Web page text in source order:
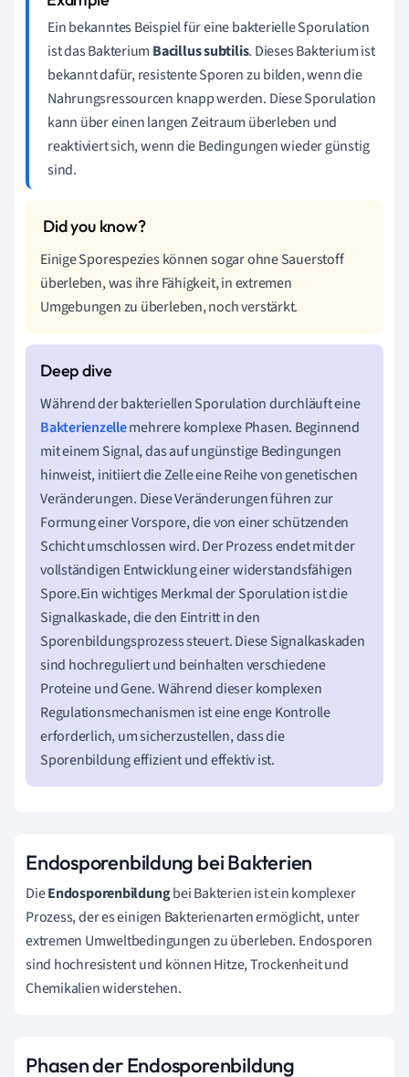
Ein bekanntes Beispiel für eine bakterielle Sporulation
ist das Bakterium Bacillus subtilis. Dieses Bakterium ist
bekannt dafür, resistente Sporen zu bilden, wenn die
Nahrungsressourcen knapp werden. Diese Sporulation
kann über einen langen Zeitraum überleben und
reaktiviert sich, wenn die Bedingungen wieder günstig
sind.
Einige Sporespezies können sogar ohne Sauerstoff
überleben, was ihre Fähigkeit, in extremen
Umgebungen zu überleben, noch verstärkt.
Während der bakteriellen Sporulation durchläuft eine
Bakterienzellemehrere komplexe Phasen. Beginnend
mit einem Signal, das auf ungünstige Bedingungen
hinweist, initiiert die Zelle eine Reihe von genetischen
Veränderungen. Diese Veränderungen führen zur
Formung einer Vorspore, die von einer schützenden
Schicht umschlossen wird. Der Prozess endet mit der
vollständigen Entwicklung einer widerstandsfähigen
Spore.Ein wichtiges Merkmal der Sporulation ist die
Signalkaskade, die den Eintritt in den
Sporenbildungsprozess steuert. Diese Signalkaskaden
sind hochreguliert und beinhalten verschiedene
Proteine und Gene. Während dieser komplexen
Regulationsmechanismen ist eine enge Kontrolle
erforderlich, um sicherzustellen, dass die
Sporenbildung effizient und effektiv ist.
Endosporenbildung bei Bakterien
DieEndosporenbildungbei Bakterien ist ein komplexer
Prozess, der es einigen Bakterienarten ermöglicht, unter
extremen Umweltbedingungen zu überleben. Endosporen
sind hochresistent und können Hitze, Trockenheit und
Chemikalien widerstehen.
Phasen der Endosporenbildung